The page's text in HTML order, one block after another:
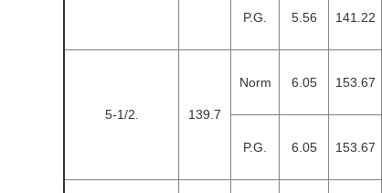
P.G. 5.56 141.22
5-1/2. 139.7
Norm 6.05 153.67
P.G. 6.05 153.67